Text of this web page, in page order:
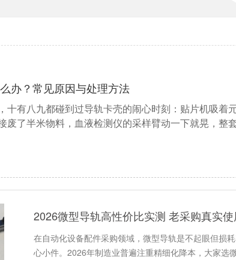
办？常见原因与处理方法
十有八九都碰到过导轨卡壳的闹心时刻：贴片机吸着
废了半米物料，血液检测仪的采样臂动一下就晃，整
2026微型导轨高性价比实测 老采购真实
在自动化设备配件采购领域，微型导轨是不起眼但损
心小件。2026年制造业普遍注重精细化降本，大家选